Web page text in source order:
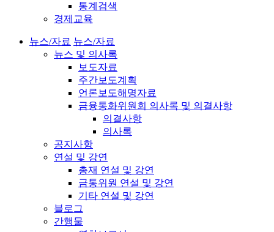
통계검색
경제교육
뉴스/자료 뉴스/자료
뉴스 및 의사록
보도자료
주간보도계획
언론보도해명자료
금융통화위원회 의사록 및 의결사항
의결사항
의사록
공지사항
연설 및 강연
총재 연설 및 강연
금통위원 연설 및 강연
기타 연설 및 강연
블로그
간행물